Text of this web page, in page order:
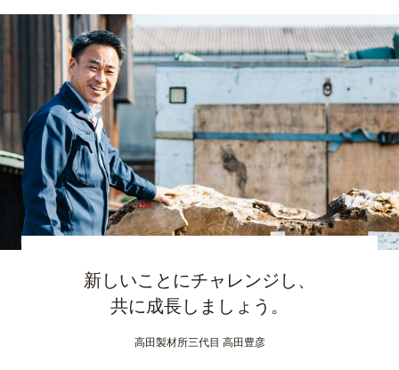
新しいことにチャレンジし、
共に成長しましょう。
高田製材所三代目 高田豊彦